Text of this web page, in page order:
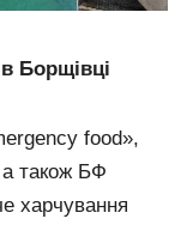
Борщівці
food»,
також БФ
харчування